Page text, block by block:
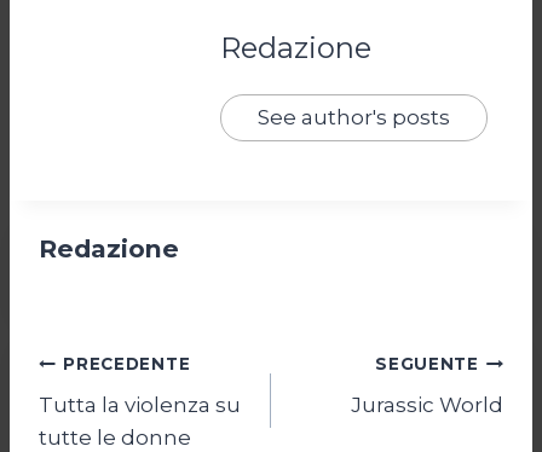
Redazione
See author's posts
Redazione
Navigazione
articoli
PRECEDENTE
Tutta la violenza su
tutte le donne
SEGUENTE
Jurassic World